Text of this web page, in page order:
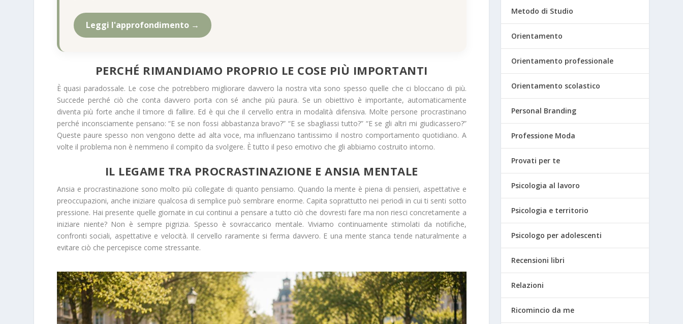
Leggi l'approfondimento →
PERCHÉ RIMANDIAMO PROPRIO LE COSE PIÙ IMPORTANTI
È quasi paradossale. Le cose che potrebbero migliorare davvero la nostra vita sono spesso quelle che ci bloccano di più.
Succede perché ciò che conta davvero porta con sé anche più paura. Se un obiettivo è importante, automaticamente
diventa più forte anche il timore di fallire. Ed è qui che il cervello entra in modalità difensiva. Molte persone procrastinano
perché inconsciamente pensano: “E se non fossi abbastanza bravo?” “E se sbagliassi tutto?” “E se gli altri mi giudicassero?”
Queste paure spesso non vengono dette ad alta voce, ma influenzano tantissimo il nostro comportamento quotidiano. A
volte il problema non è nemmeno il compito da svolgere. È tutto il peso emotivo che gli abbiamo costruito intorno.
IL LEGAME TRA PROCRASTINAZIONE E ANSIA MENTALE
Ansia e procrastinazione sono molto più collegate di quanto pensiamo. Quando la mente è piena di pensieri, aspettative e
preoccupazioni, anche iniziare qualcosa di semplice può sembrare enorme. Capita soprattutto nei periodi in cui ti senti sotto
pressione. Hai presente quelle giornate in cui continui a pensare a tutto ciò che dovresti fare ma non riesci concretamente a
iniziare niente? Non è sempre pigrizia. Spesso è sovraccarico mentale. Viviamo continuamente stimolati da notifiche,
confronti sociali, aspettative e velocità. Il cervello raramente si ferma davvero. E una mente stanca tende naturalmente a
evitare ciò che percepisce come stressante.
Metodo di Studio
Orientamento
Orientamento professionale
Orientamento scolastico
Personal Branding
Professione Moda
Provati per te
Psicologia al lavoro
Psicologia e territorio
Psicologo per adolescenti
Recensioni libri
Relazioni
Ricomincio da me